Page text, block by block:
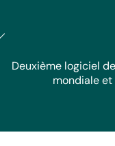
Deuxième logiciel
mondiale